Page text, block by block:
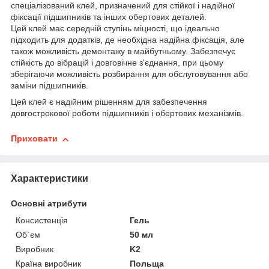
спеціалізований клей, призначений для стійкої і надійної
фіксації підшипників та інших обертових деталей.
Цей клей має середній ступінь міцності, що ідеально
підходить для додатків, де необхідна надійна фіксація, але
також можливість демонтажу в майбутньому. Забезпечує
стійкість до вібрацій і довговічне з'єднання, при цьому
зберігаючи можливість розбирання для обслуговування або
заміни підшипників.
Цей клей є надійним рішенням для забезпечення
довгострокової роботи підшипників і обертових механізмів.
Приховати
Характеристики
Основні атрибути
Консистенція
Гель
Об`єм
50 мл
Виробник
K2
Країна виробник
Польща